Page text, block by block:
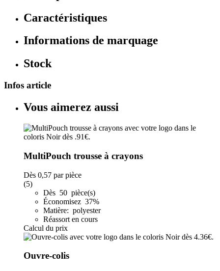
Caractéristiques
Informations de marquage
Stock
Infos article
Vous aimerez aussi
MultiPouch trousse à crayons
Dès 0,57 par pièce
(5)
Dès 50 pièce(s)
Économisez 37%
Matière: polyester
Réassort en cours
Calcul du prix
Ouvre-colis